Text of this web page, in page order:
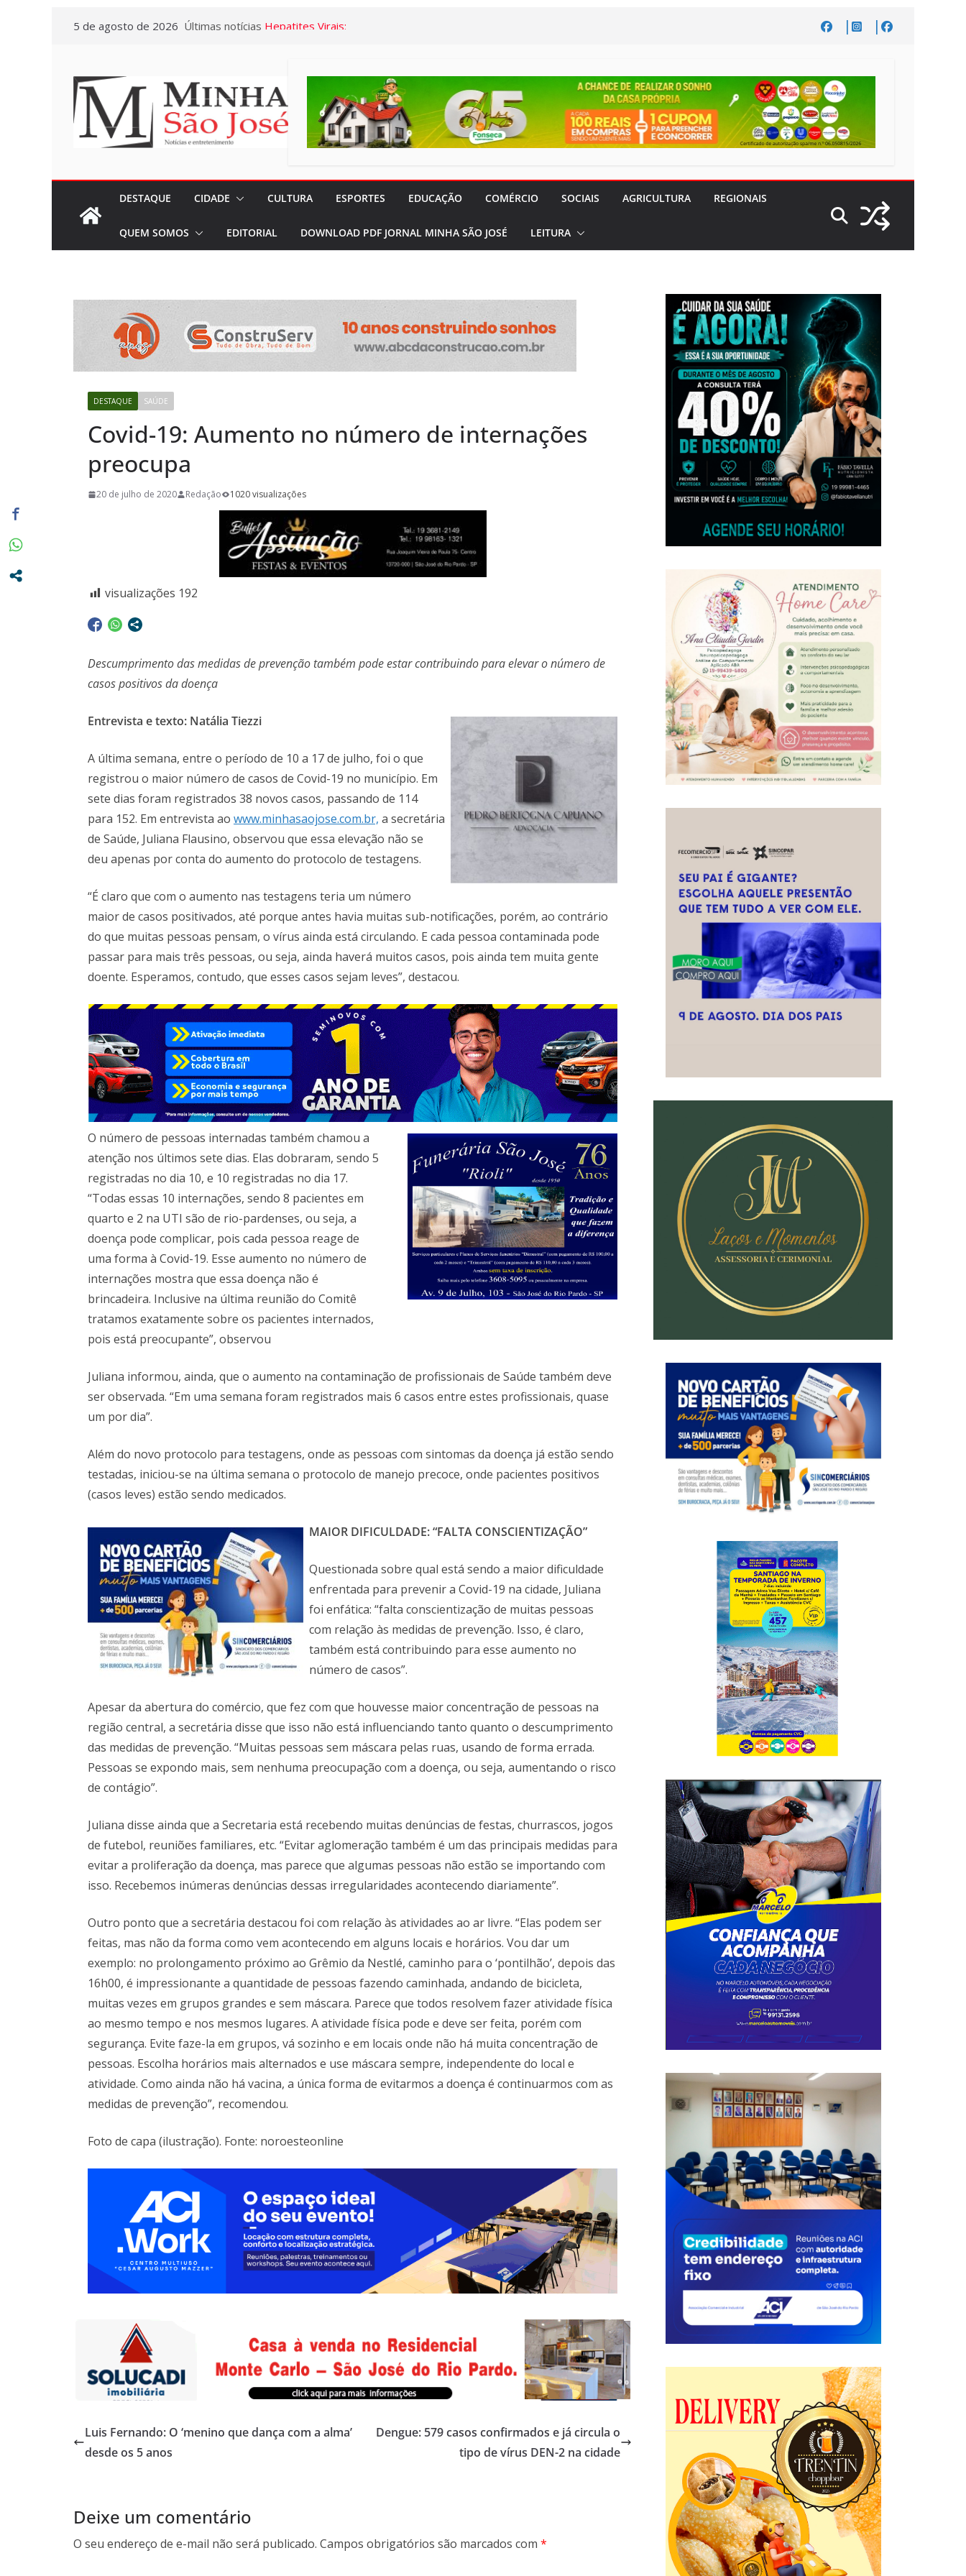
conteúdo
5 de agosto de 2026 Últimas notícias Hepatites Virais:
palestra com o Dr. Marcelo
Galotti
Campanha de Atualização da
acontecerá de 03/08 a
01/09
Pardo e Região) completa
Santa Casa iniciará obras
para instalação de elevador
no Pronto Socorro
Promoção Café Evolutto
dia 02/11
DESTAQUE CIDADE CULTURA ESPORTES EDUCAÇÃO COMÉRCIO SOCIAIS AGRICULTURA REGIONAIS
QUEM SOMOS EDITORIAL DOWNLOAD PDF JORNAL MINHA SÃO JOSÉ LEITURA
DESTAQUE SAÚDE
Covid-19: Aumento no número de internações
preocupa
20 de julho de 2020 Redação 1020 visualizações
visualizações 192
Descumprimento das medidas de prevenção também pode estar contribuindo para elevar o número de
casos positivos da doença
Entrevista e texto: Natália Tiezzi
A última semana, entre o período de 10 a 17 de julho, foi o que
registrou o maior número de casos de Covid-19 no município. Em
sete dias foram registrados 38 novos casos, passando de 114
para 152. Em entrevista ao www.minhasaojose.com.br, a secretária
de Saúde, Juliana Flausino, observou que essa elevação não se
deu apenas por conta do aumento do protocolo de testagens.
“É claro que com o aumento nas testagens teria um número
maior de casos positivados, até porque antes havia muitas sub-notificações, porém, ao contrário
do que muitas pessoas pensam, o vírus ainda está circulando. E cada pessoa contaminada pode
passar para mais três pessoas, ou seja, ainda haverá muitos casos, pois ainda tem muita gente
doente. Esperamos, contudo, que esses casos sejam leves”, destacou.
O número de pessoas internadas também chamou a
atenção nos últimos sete dias. Elas dobraram, sendo 5
registradas no dia 10, e 10 registradas no dia 17.
“Todas essas 10 internações, sendo 8 pacientes em
quarto e 2 na UTI são de rio-pardenses, ou seja, a
doença pode complicar, pois cada pessoa reage de
uma forma à Covid-19. Esse aumento no número de
internações mostra que essa doença não é
brincadeira. Inclusive na última reunião do Comitê
tratamos exatamente sobre os pacientes internados,
pois está preocupante”, observou
Juliana informou, ainda, que o aumento na contaminação de profissionais de Saúde também deve
ser observada. “Em uma semana foram registrados mais 6 casos entre estes profissionais, quase
um por dia”.
Além do novo protocolo para testagens, onde as pessoas com sintomas da doença já estão sendo
testadas, iniciou-se na última semana o protocolo de manejo precoce, onde pacientes positivos
(casos leves) estão sendo medicados.
MAIOR DIFICULDADE: “FALTA CONSCIENTIZAÇÃO”
Questionada sobre qual está sendo a maior dificuldade
enfrentada para prevenir a Covid-19 na cidade, Juliana
foi enfática: “falta conscientização de muitas pessoas
com relação às medidas de prevenção. Isso, é claro,
também está contribuindo para esse aumento no
número de casos”.
Apesar da abertura do comércio, que fez com que houvesse maior concentração de pessoas na
região central, a secretária disse que isso não está influenciando tanto quanto o descumprimento
das medidas de prevenção. “Muitas pessoas sem máscara pelas ruas, usando de forma errada.
Pessoas se expondo mais, sem nenhuma preocupação com a doença, ou seja, aumentando o risco
de contágio”.
Juliana disse ainda que a Secretaria está recebendo muitas denúncias de festas, churrascos, jogos
de futebol, reuniões familiares, etc. “Evitar aglomeração também é um das principais medidas para
evitar a proliferação da doença, mas parece que algumas pessoas não estão se importando com
isso. Recebemos inúmeras denúncias dessas irregularidades acontecendo diariamente”.
Outro ponto que a secretária destacou foi com relação às atividades ao ar livre. “Elas podem ser
feitas, mas não da forma como vem acontecendo em alguns locais e horários. Vou dar um
exemplo: no prolongamento próximo ao Grêmio da Nestlé, caminho para o ‘pontilhão’, depois das
16h00, é impressionante a quantidade de pessoas fazendo caminhada, andando de bicicleta,
muitas vezes em grupos grandes e sem máscara. Parece que todos resolvem fazer atividade física
ao mesmo tempo e nos mesmos lugares. A atividade física pode e deve ser feita, porém com
segurança. Evite faze-la em grupos, vá sozinho e em locais onde não há muita concentração de
pessoas. Escolha horários mais alternados e use máscara sempre, independente do local e
atividade. Como ainda não há vacina, a única forma de evitarmos a doença é continuarmos com as
medidas de prevenção”, recomendou.
Foto de capa (ilustração). Fonte: noroesteonline
Luis Fernando: O ‘menino que dança com a alma’
desde os 5 anos
Dengue: 579 casos confirmados e já circula o
tipo de vírus DEN-2 na cidade
Deixe um comentário
O seu endereço de e-mail não será publicado. Campos obrigatórios são marcados com *